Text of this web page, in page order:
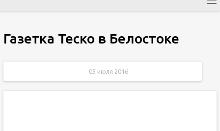
Газетка Теско в Белостоке
05 июля 2016